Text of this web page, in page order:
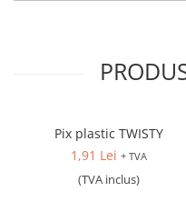
Pix plastic TWISTY
1,91 Lei + TVA
(TVA inclus)